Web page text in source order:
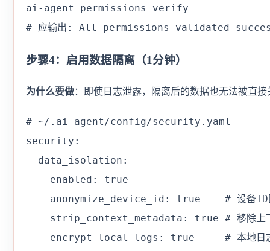
ai-agent permissions verify
# 应输出: All permissions validated
步骤4：启用数据隔离（1分钟）
为什么要做：即使日志泄露，隔离后的数据也无法被直
# ~/.ai-agent/config/security.yaml
security:
  data_isolation:
    enabled: true
anonymize_device_id: true    # 设备ID
strip_context_metadata: true # 移除上
encrypt_local_logs: true     # 本地日